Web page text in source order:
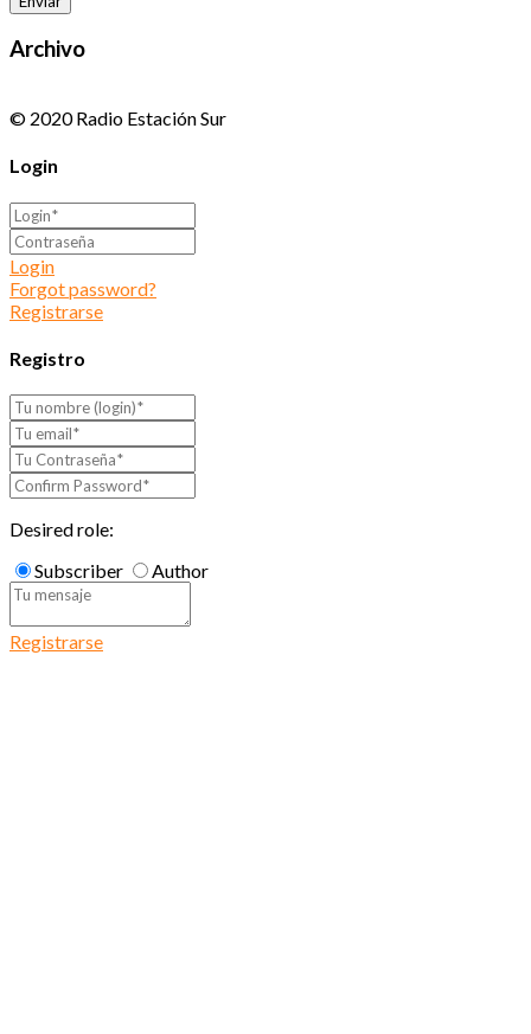
Archivo
© 2020 Radio Estación Sur
Login
Login
Forgot password?
Registrarse
Registro
Desired role:
Subscriber
Author
Registrarse